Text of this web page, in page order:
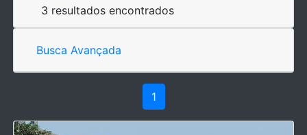
3 resultados encontrados
Busca Avançada
1